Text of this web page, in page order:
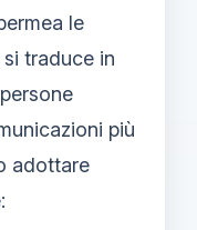
le
traduce in
più
adottare